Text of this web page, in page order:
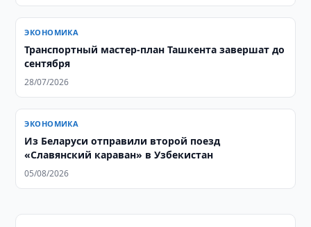
ЭКОНОМИКА
Транспортный мастер-план Ташкента завершат до
сентября
28/07/2026
ЭКОНОМИКА
Из Беларуси отправили второй поезд
«Славянский караван» в Узбекистан
05/08/2026